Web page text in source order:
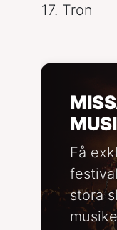
17. Tron
Få
stora